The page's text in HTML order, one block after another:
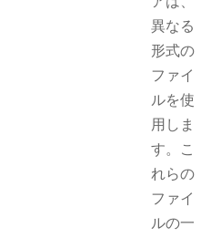
異なる
形式の
ファイ
ルを使
用しま
す。こ
れらの
ファイ
ルの一